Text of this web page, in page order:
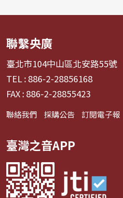
聯繫央廣
臺北市104中山區北安路55號
TEL : 886-2-28856168
FAX : 886-2-28855423
聯絡我們 採購公告 訂閱電子報
臺灣之音APP